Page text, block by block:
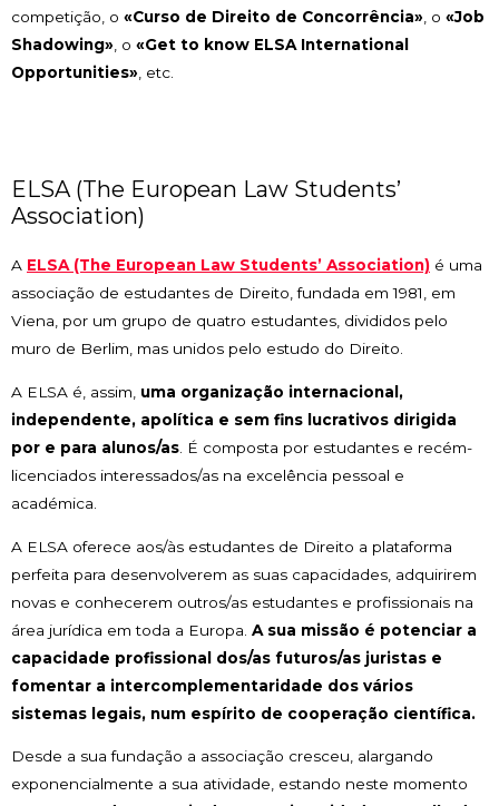
competição, o «Curso de Direito de Concorrência», o «Job
Shadowing», o «Get to know ELSA International
Opportunities», etc.
ELSA (The European Law Students’
Association)
A ELSA (The European Law Students’ Association) é uma
associação de estudantes de Direito, fundada em 1981, em
Viena, por um grupo de quatro estudantes, divididos pelo
muro de Berlim, mas unidos pelo estudo do Direito.
A ELSA é, assim, uma organização internacional,
independente, apolítica e sem fins lucrativos dirigida
por e para alunos/as . É composta por estudantes e recém-
licenciados interessados/as na excelência pessoal e
académica.
A ELSA oferece aos/às estudantes de Direito a plataforma
perfeita para desenvolverem as suas capacidades, adquirirem
novas e conhecerem outros/as estudantes e profissionais na
área jurídica em toda a Europa. A sua missão é potenciar a
capacidade profissional dos/as futuros/as juristas e
fomentar a intercomplementaridade dos vários
sistemas legais, num espírito de cooperação científica.
Desde a sua fundação a associação cresceu, alargando
exponencialmente a sua atividade, estando neste momento